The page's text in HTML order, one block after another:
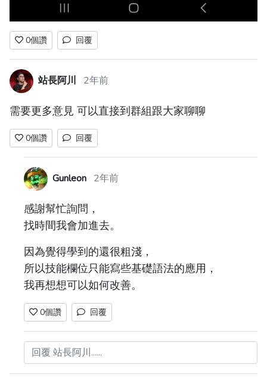
0個讚 回覆
站長阿川 2年前
需要更多意見 可以直接到群組跟大家聊聊
0個讚 回覆
Gunleon 2年前
感謝幫忙詢問，
找時間我會加進去。
因為覺得學到的還很粗淺，
所以技能欄位只能寫些基礎語法的應用，
我再想想可以如何改善。
0個讚 回覆
回覆 站長阿川......